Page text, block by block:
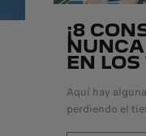
¡8
EN
Aquí hay
perdiendo el